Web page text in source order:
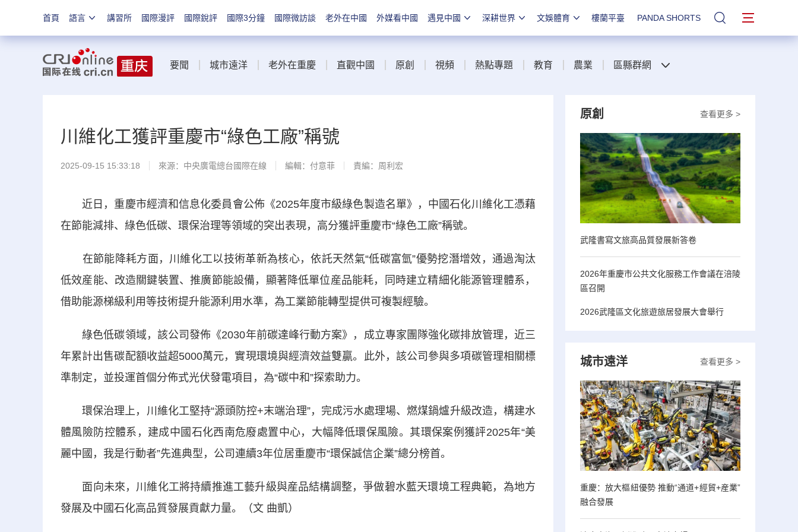
首頁 語言 講習所 國際漫評 國際銳評 國際3分鐘 國際微訪談 老外在中國 外媒看中國 遇見中國 深耕世界 文娛體育 樓蘭平臺 PANDA SHORTS 站內搜索
要聞 城市遠洋 老外在重慶 直觀中國 原創 視頻 熱點專題 教育 農業 區縣群網
川維化工獲評重慶市“綠色工廠”稱號
2025-09-15 15:33:18 來源：中央廣電總台國際在線 編輯：付意菲 責編：周利宏
近日，重慶市經濟和信息化委員會公佈《2025年度市級綠色製造名單》，中國石化川維化工憑藉
在節能減排、綠色低碳、環保治理等領域的突出表現，高分獲評重慶市“綠色工廠”稱號。
在節能降耗方面，川維化工以技術革新為核心，依託天然氣“低碳富氫”優勢挖潛增效，通過淘汰
低效産能、改造關鍵裝置、推廣節能設備，顯著降低單位産品能耗，同時建立精細化能源管理體系，
借助能源梯級利用等技術提升能源利用水準，為工業節能轉型提供可複製經驗。
綠色低碳領域，該公司發佈《2030年前碳達峰行動方案》，成立專家團隊強化碳排放管理，近三
年累計出售碳配額收益超5000萬元，實現環境與經濟效益雙贏。此外，該公司參與多項碳管理相關標
準制定，並投運首個分佈式光伏發電項目，為“碳中和”探索助力。
環保治理上，川維化工堅持“源頭防控+末端治理”，完成污水處理場、燃煤鍋爐升級改造，構建水
體風險防控體系，建成中國石化西南危廢處置中心，大幅降低環保風險。其環保案例獲評2025年“美
麗中國，我是行動者”先進典型，公司連續3年位居重慶市“環保誠信企業”總分榜首。
面向未來，川維化工將持續推進工藝升級與産品結構調整，爭做碧水藍天環境工程典範，為地方
發展及中國石化高品質發展貢獻力量。（文 曲凱）
查看更多 >
原創
武隆書寫文旅高品質發展新答卷
2026年重慶市公共文化服務工作會議在涪陵
區召開
2026武隆區文化旅遊旅居發展大會舉行
查看更多 >
城市遠洋
重慶：放大樞紐優勢 推動“通道+經貿+産業”
融合發展